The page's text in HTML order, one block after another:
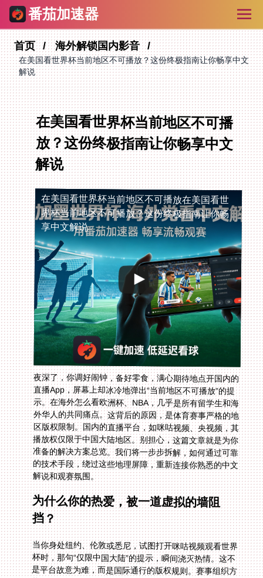
番茄加速器
首页 海外解锁国内影音
在美国看世界杯当前地区不可播放？这份终极指南让你畅享中文
解说
在美国看世界杯当前地区不可播
放？这份终极指南让你畅享中文
解说
在美国看世界杯当前地区不可播放在美国看世
界杯当前地区不可播放？这份终极指南让你畅
享中文解说
夜深了，你调好闹钟，备好零食，满心期待地点开国内的
直播App，屏幕上却冰冷地弹出“当前地区不可播放”的提
示。在海外怎么看欧洲杯、NBA，几乎是所有留学生和海
外华人的共同痛点。这背后的原因，是体育赛事严格的地
区版权限制。国内的直播平台，如咪咕视频、央视频，其
播放权仅限于中国大陆地区。别担心，这篇文章就是为你
准备的解决方案总览。我们将一步步拆解，如何通过可靠
的技术手段，绕过这些地理屏障，重新连接你熟悉的中文
解说和观赛氛围。
为什么你的热爱，被一道虚拟的墙阻
挡？
当你身处纽约、伦敦或悉尼，试图打开咪咕视频观看世界
杯时，那句“仅限中国大陆”的提示，瞬间浇灭热情。这不
是平台故意为难，而是国际通行的版权规则。赛事组织方
将转播权分区域出售，平台必须遵守合约，通过IP地址识
别并拦截海外访问。同样，在韩国看央视频世界杯中文直
播无法播放，也是基于同样的逻辑。你的物理位置，成了
享受文化生活的最大障碍。单纯的愤怒或抱怨无济于事，